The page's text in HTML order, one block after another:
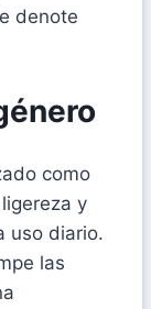
denote
como
y
uso diario.
las